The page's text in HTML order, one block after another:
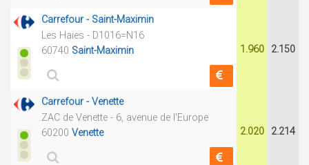
Carrefour - Saint-Maximin
Les Haies - D1016=N16
60740 Saint-Maximin 1.960 2.150
Carrefour - Venette
ZAC de Venette - 6, avenue de l'Europe
60200 Venette 2.020 2.214